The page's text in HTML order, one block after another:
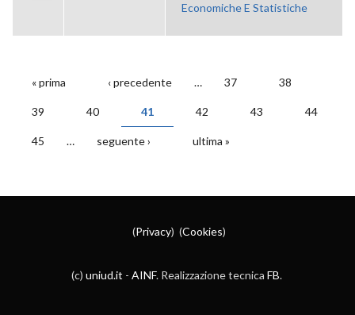
Economiche E Statistiche
PAGINE
« prima ‹ precedente … 37 38
39 40 41 42 43 44
45 … seguente › ultima »
(Privacy) (Cookies)
(c) uniud.it - AINF. Realizzazione tecnica FB.